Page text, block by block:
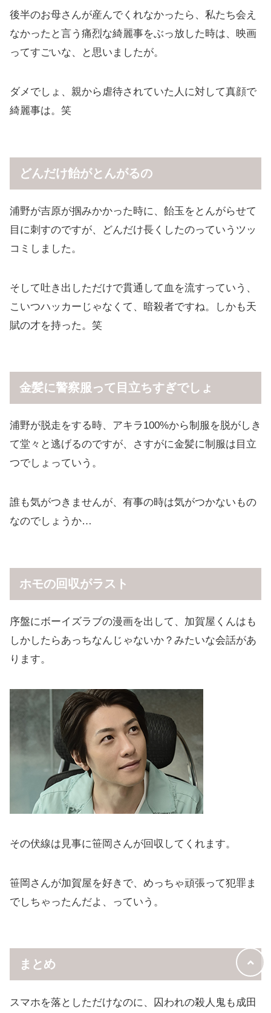
後半のお母さんが産んでくれなかったら、私たち会え
なかったと言う痛烈な綺麗事をぶっ放した時は、映画
ってすごいな、と思いましたが。
ダメでしょ、親から虐待されていた人に対して真顔で
綺麗事は。笑
どんだけ飴がとんがるの
浦野が吉原が掴みかかった時に、飴玉をとんがらせて
目に刺すのですが、どんだけ長くしたのっていうツッ
コミしました。
そして吐き出しただけで貫通して血を流すっていう、
こいつハッカーじゃなくて、暗殺者ですね。しかも天
賦の才を持った。笑
金髪に警察服って目立ちすぎでしょ
浦野が脱走をする時、アキラ100%から制服を脱がしき
て堂々と逃げるのですが、さすがに金髪に制服は目立
つでしょっていう。
誰も気がつきませんが、有事の時は気がつかないもの
なのでしょうか…
ホモの回収がラスト
序盤にボーイズラブの漫画を出して、加賀屋くんはも
しかしたらあっちなんじゃないか？みたいな会話があ
ります。
その伏線は見事に笹岡さんが回収してくれます。
笹岡さんが加賀屋を好きで、めっちゃ頑張って犯罪ま
でしちゃったんだよ、っていう。
まとめ
スマホを落としただけなのに、囚われの殺人鬼も成田